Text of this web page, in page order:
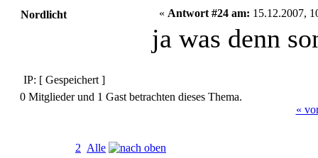
Nordlicht
« Antwort #24 am: 15.12.2007,
ja was denn
IP: [ Gespeichert ]
0 Mitglieder und 1 Gast betrachten dieses Thema.
«
2 Alle